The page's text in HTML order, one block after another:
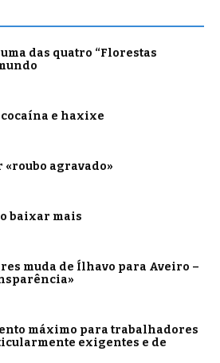
uma das quatro “Florestas
e haxixe
«roubo agravado»
baixar mais
muda de Ílhavo para Aveiro –
máximo para trabalhadores
exigentes e de